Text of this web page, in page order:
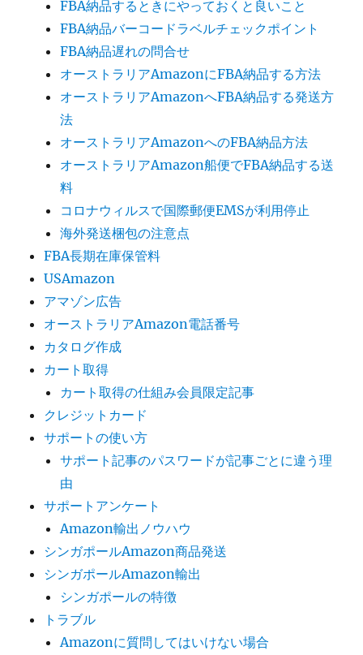
FBA納品するときにやっておくと良いこと
FBA納品バーコードラベルチェックポイント
FBA納品遅れの問合せ
オーストラリアAmazonにFBA納品する方法
オーストラリアAmazonへFBA納品する発送方
法
オーストラリアAmazonへのFBA納品方法
オーストラリアAmazon船便でFBA納品する送
料
コロナウィルスで国際郵便EMSが利用停止
海外発送梱包の注意点
FBA長期在庫保管料
USAmazon
アマゾン広告
オーストラリアAmazon電話番号
カタログ作成
カート取得
カート取得の仕組み会員限定記事
クレジットカード
サポートの使い方
サポート記事のパスワードが記事ごとに違う理
由
サポートアンケート
Amazon輸出ノウハウ
シンガポールAmazon商品発送
シンガポールAmazon輸出
シンガポールの特徴
トラブル
Amazonに質問してはいけない場合